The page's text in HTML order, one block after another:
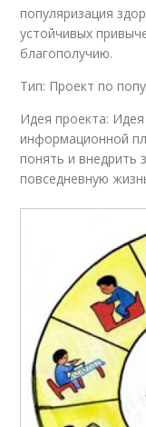
популяризация
устойчивых
благополучию.
Тип: Проект по
Идея проекта:
информационной
понять и внедрить
повседневную